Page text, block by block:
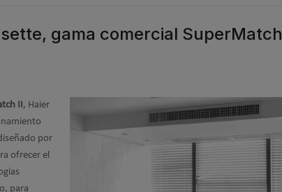
gama comercial SuperMatch
II, Haier
por
ofrecer el
para